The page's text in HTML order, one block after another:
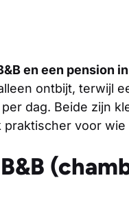
en een pension
ontbijt, terwijl
dag. Beide zijn
praktischer voor